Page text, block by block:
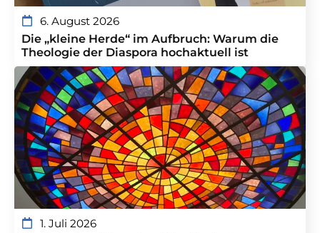
6. August 2026
Die „kleine Herde“ im Aufbruch: Warum die
Theologie der Diaspora hochaktuell ist
1. Juli 2026